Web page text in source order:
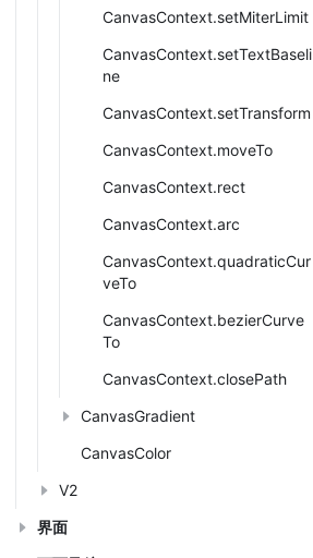
CanvasContext.setMiterLimit
CanvasContext.setTextBaseli
ne
CanvasContext.setTransform
CanvasContext.moveTo
CanvasContext.rect
CanvasContext.arc
CanvasContext.quadraticCur
veTo
CanvasContext.bezierCurve
To
CanvasContext.closePath
CanvasGradient
CanvasColor
V2
界面